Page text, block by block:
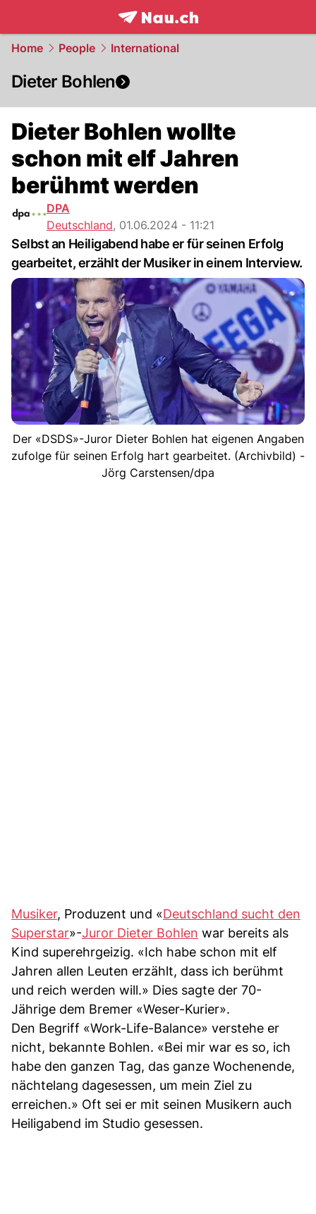
frontpage.NAU.ch
Home People International
Dieter Bohlen
Dieter Bohlen wollte
schon mit elf Jahren
berühmt werden
DPA
Deutschland, 01.06.2024 - 11:21
Selbst an Heiligabend habe er für seinen Erfolg
gearbeitet, erzählt der Musiker in einem Interview.
Der «DSDS»-Juror Dieter Bohlen hat eigenen Angaben
zufolge für seinen Erfolg hart gearbeitet. (Archivbild) -
Jörg Carstensen/dpa
Musiker, Produzent und «Deutschland sucht den
Superstar»-Juror Dieter Bohlen war bereits als
Kind superehrgeizig. «Ich habe schon mit elf
Jahren allen Leuten erzählt, dass ich berühmt
und reich werden will.» Dies sagte der 70-
Jährige dem Bremer «Weser-Kurier».
Den Begriff «Work-Life-Balance» verstehe er
nicht, bekannte Bohlen. «Bei mir war es so, ich
habe den ganzen Tag, das ganze Wochenende,
nächtelang dagesessen, um mein Ziel zu
erreichen.» Oft sei er mit seinen Musikern auch
Heiligabend im Studio gesessen.